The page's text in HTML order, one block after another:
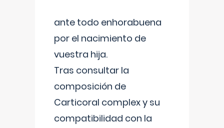
ante todo enhorabuena
por el nacimiento de
vuestra hija.
Tras consultar la
composición de
Carticoral complex y su
compatibilidad con la